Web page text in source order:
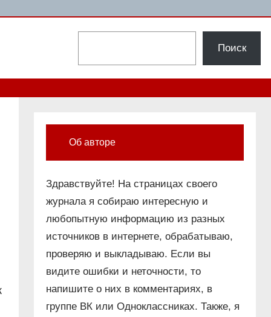
Поиск
Об авторе
Здравствуйте! На страницах своего
журнала я собираю интересную и
любопытную информацию из разных
источников в интернете, обрабатываю,
проверяю и выкладываю. Если вы
видите ошибки и неточности, то
напишите о них в комментариях, в
группе ВК или Одноклассниках. Также, я